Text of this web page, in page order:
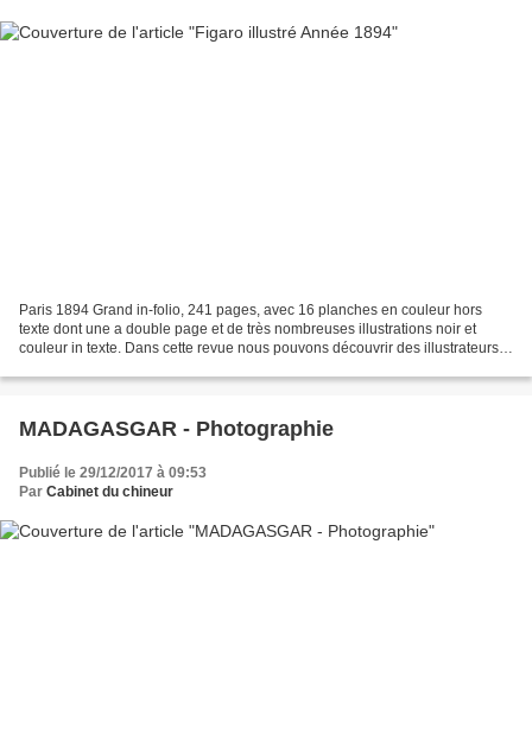
Paris 1894 Grand in-folio, 241 pages, avec 16 planches en couleur hors
texte dont une a double page et de très nombreuses illustrations noir et
couleur in texte. Dans cette revue nous pouvons découvrir des illustrateurs
MADAGASGAR - Photographie
Publié le 29/12/2017 à 09:53
Par Cabinet du chineur